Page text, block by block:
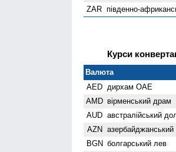
ZAR південно-
Курси
Валюта
AED дирхам ОАЕ
AMD вiрменський драм
AUD австралійський
AZN азербайджанський
BGN болгарський лев